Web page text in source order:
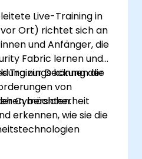
Cybersicherheits-
zu lernen.
Live-Training in
Ort) richtet sich an
und Anfänger, die
Fabric lernen und
zur Deckung der
von
möchten.
Trainings können die
Cybersicherheit
erkennen, wie sie die